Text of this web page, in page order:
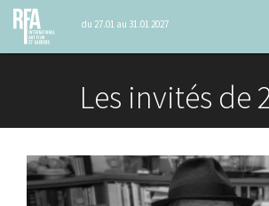
du 27.01 au 31.01 2027
Les invités de